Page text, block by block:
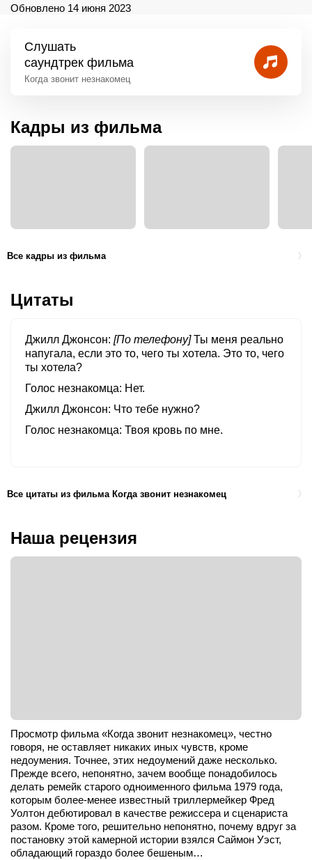
Обновлено 14 июня 2023
Слушать
саундтрек фильма
Когда звонит незнакомец
Кадры из фильма
Все кадры из фильма
Цитаты
Джилл Джонсон [По телефону] Ты меня реально
напугала, если это то, чего ты хотела. Это то, чего
ты хотела?
Голос незнакомца
Нет.
Джилл Джонсон Что тебе нужно?
Голос незнакомца Твоя кровь по мне.
Все цитаты из фильма Когда звонит незнакомец
Наша рецензия
Просмотр фильма «Когда звонит незнакомец», честно
говоря, не оставляет никаких иных чувств, кроме
недоумения. Точнее, этих недоумений даже несколько.
Прежде всего, непонятно, зачем вообще понадобилось
делать ремейк старого одноименного фильма 1979 года,
которым более-менее известный триллермейкер Фред
Уолтон дебютировал в качестве режиссера и сценариста
разом. Кроме того, решительно непонятно, почему вдруг за
постановку этой камерной истории взялся Саймон Уэст,
обладающий гораздо более бешеным…